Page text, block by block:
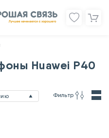
Huawei P40
Фильтр